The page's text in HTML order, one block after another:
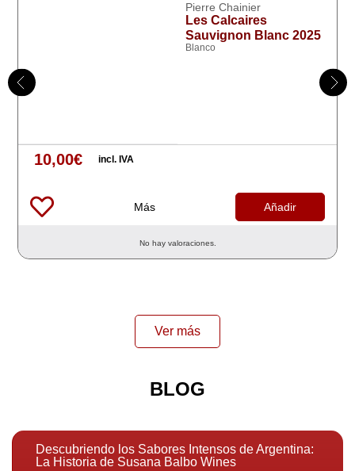
Pierre Chainier
Les Calcaires
Sauvignon Blanc 2025
Blanco
10,00€ incl. IVA
Más Añadir
No hay valoraciones.
Ver más
BLOG
Descubriendo los Sabores Intensos de Argentina:
La Historia de Susana Balbo Wines